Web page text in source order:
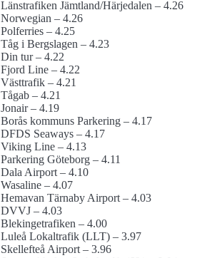
Länstrafiken Jämtland/Härjedalen – 4.26
Norwegian – 4.26
Polferries – 4.25
Tåg i Bergslagen – 4.23
Din tur – 4.22
Fjord Line – 4.22
Västtrafik – 4.21
Tågab – 4.21
Jonair – 4.19
Borås kommuns Parkering – 4.17
DFDS Seaways – 4.17
Viking Line – 4.13
Parkering Göteborg – 4.11
Dala Airport – 4.10
Wasaline – 4.07
Hemavan Tärnaby Airport – 4.03
DVVJ – 4.03
Blekingetrafiken – 4.00
Luleå Lokaltrafik (LLT) – 3.97
Skellefteå Airport – 3.96